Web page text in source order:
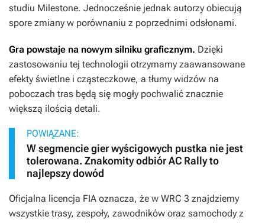
studiu Milestone. Jednocześnie jednak autorzy obiecują
spore zmiany w porównaniu z poprzednimi odsłonami.
Gra powstaje na nowym silniku graficznym. Dzięki
zastosowaniu tej technologii otrzymamy zaawansowane
efekty świetlne i cząsteczkowe, a tłumy widzów na
poboczach tras będą się mogły pochwalić znacznie
większą ilością detali.
POWIĄZANE:
W segmencie gier wyścigowych pustka nie jest
tolerowana. Znakomity odbiór AC Rally to
najlepszy dowód
Oficjalna licencja FIA oznacza, że w WRC 3 znajdziemy
wszystkie trasy, zespoły, zawodników oraz samochody z